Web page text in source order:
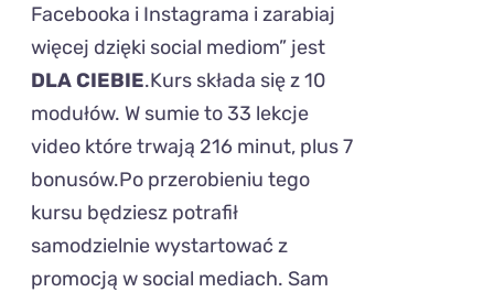
Facebooka i Instagrama i zarabiaj
więcej dzięki social mediom” jest
DLA CIEBIE.Kurs składa się z 10
modułów. W sumie to 33 lekcje
video które trwają 216 minut, plus 7
bonusów.Po przerobieniu tego
kursu będziesz potrafił
samodzielnie wystartować z
promocją w social mediach. Sam